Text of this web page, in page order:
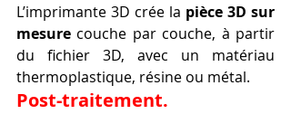
L’imprimante 3D crée la pièce 3D sur
mesure couche par couche, à partir
du fichier 3D, avec un matériau
thermoplastique, résine ou métal.
Post-traitement.